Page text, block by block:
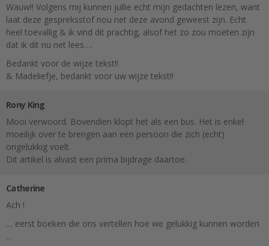
Wauw!! Volgens mij kunnen jullie echt mijn gedachten lezen, want
laat deze gespreksstof nou net deze avond geweest zijn. Echt
heel toevallig & ik vind dit prachtig, alsof het zo zou moeten zijn
dat ik dit nu net lees….
Bedankt voor de wijze tekst!!
& Madeliefje, bedankt voor uw wijze tekst!!
Rony King
Mooi verwoord. Bovendien klopt het als een bus. Het is enkel
moeilijk over te brengen aan een persoon die zich (echt)
ongelukkig voelt.
Dit artikel is alvast een prima bijdrage daartoe.
Catherine
Ach !
… eerst boeken die ons vertellen hoe we gelukkig kunnen worden
…